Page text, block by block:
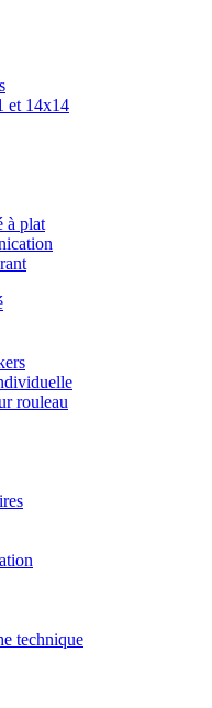
et 14x14
à plat
rouleau
technique